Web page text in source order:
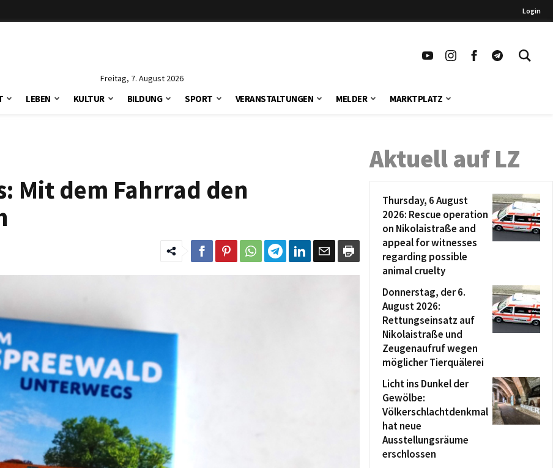
Login
Freitag, 7. August 2026
LEBEN KULTUR BILDUNG SPORT VERANSTALTUNGEN MELDER MARKTPLATZ
Mit dem Fahrrad den
Aktuell auf LZ
Thursday, 6 August
2026: Rescue operation
on Nikolaistraße and
appeal for witnesses
regarding possible
animal cruelty
Donnerstag, der 6.
August 2026:
Rettungseinsatz auf
Nikolaistraße und
Zeugenaufruf wegen
möglicher Tierquälerei
Licht ins Dunkel der
Gewölbe:
Völkerschlachtdenkmal
hat neue
Ausstellungsräume
erschlossen